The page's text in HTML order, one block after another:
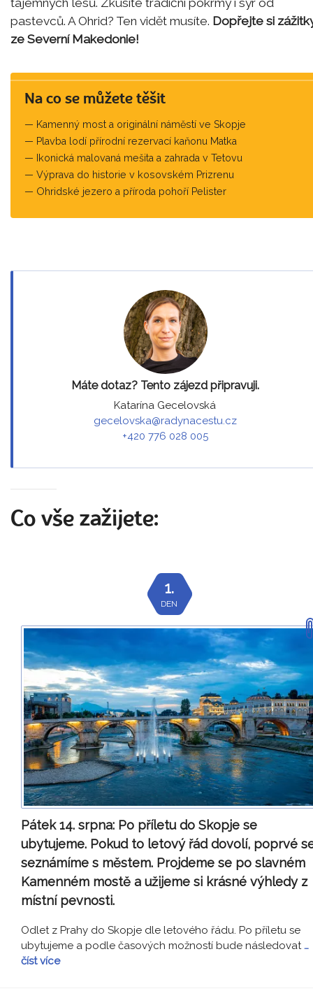
pastevců. A Ohrid? Ten vidět musíte. Dopřejte si
ze Severní Makedonie!
Na co se můžete těšit
Kamenný most a originální náměstí ve Skopje
Plavba lodí přírodní rezervací kaňonu Matka
Ikonická malovaná mešita a zahrada v Tetovu
Výprava do historie v kosovském Prizrenu
Ohridské jezero a příroda pohoří Pelister
Máte dotaz? Tento zájezd připravuji.
Katarína Gecelovská
gecelovska@radynacestu.cz
+420 776 028 005
Co vše zažijete:
1.
DEN
Pátek 14. srpna: Po příletu do Skopje se
ubytujeme. Pokud to letový řád dovolí, poprvé
seznámíme s městem. Projdeme se po slavném
Kamenném mostě a užijeme si krásné výhledy z
místní pevnosti.
Odlet z Prahy do Skopje dle letového řádu. Po příletu se
ubytujeme a podle časových možností bude následovat …
číst více